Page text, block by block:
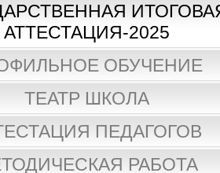
АТТЕСТАЦИЯ-2025
ОБУЧЕНИЕ
ТЕАТР ШКОЛА
ПЕДАГОГОВ
РАБОТА